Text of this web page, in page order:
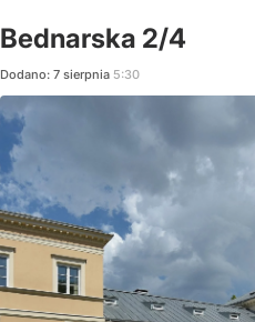
Bednarska 2/4
Dodano: 7 sierpnia 5:30